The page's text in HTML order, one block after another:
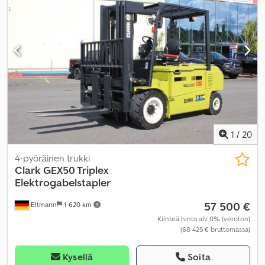
1 / 20
Eltmann 1 620 km
4-pyöräinen trukki
Clark GEX50 Triplex
Elektrogabelstapler
57 500 €
Kiinteä hinta alv 0% (veroton)
(68 425 € bruttomassa)
Kysellä Soita